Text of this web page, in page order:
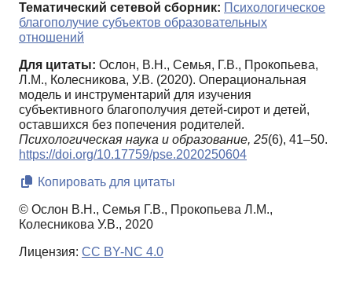
Тематический сетевой сборник: Психологическое
благополучие субъектов образовательных
отношений
Для цитаты: Ослон, В.Н., Семья, Г.В., Прокопьева,
Л.М., Колесникова, У.В. (2020). Операциональная
модель и инструментарий для изучения
субъективного благополучия детей-сирот и детей,
оставшихся без попечения родителей.
Психологическая наука и образование, 25(6), 41–50.
https://doi.org/10.17759/pse.2020250604
Копировать для цитаты
© Ослон В.Н., Семья Г.В., Прокопьева Л.М.,
Колесникова У.В., 2020
Лицензия: CC BY-NC 4.0